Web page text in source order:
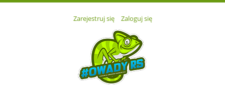
Zarejestruj się Zaloguj się